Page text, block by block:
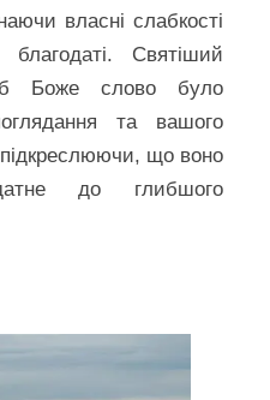
власні слабкості
Святіший
Боже слово було
та вашого
що воно
до глибшого